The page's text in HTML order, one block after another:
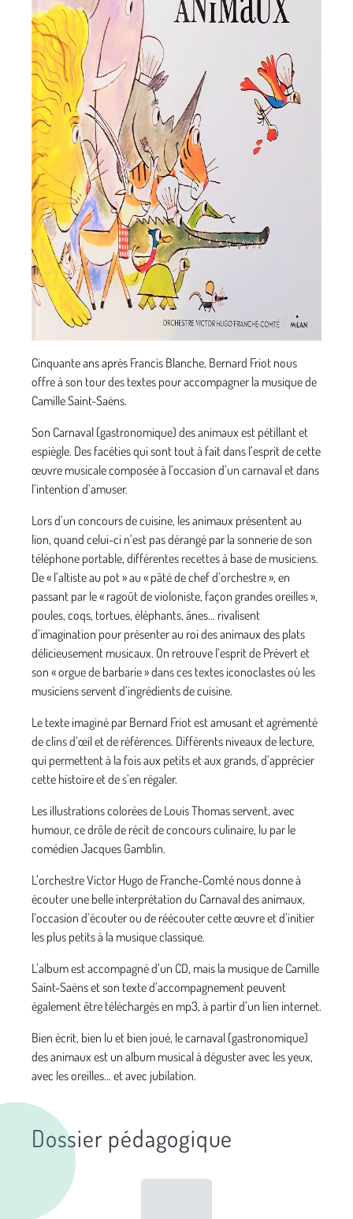
Cinquante ans après Francis Blanche, Bernard Friot nous
offre à son tour des textes pour accompagner la musique de
Camille Saint-Saëns.
Son Carnaval (gastronomique) des animaux est pétillant et
espiègle. Des facéties qui sont tout à fait dans l’esprit de cette
œuvre musicale composée à l’occasion d’un carnaval et dans
l’intention d’amuser.
Lors d’un concours de cuisine, les animaux présentent au
lion, quand celui-ci n’est pas dérangé par la sonnerie de son
téléphone portable, différentes recettes à base de musiciens.
De « l’altiste au pot » au « pâté de chef d’orchestre », en
passant par le « ragoût de violoniste, façon grandes oreilles »,
poules, coqs, tortues, éléphants, ânes… rivalisent
d’imagination pour présenter au roi des animaux des plats
délicieusement musicaux. On retrouve l’esprit de Prévert et
son « orgue de barbarie » dans ces textes iconoclastes où les
musiciens servent d’ingrédients de cuisine.
Le texte imaginé par Bernard Friot est amusant et agrémenté
de clins d’œil et de références. Différents niveaux de lecture,
qui permettent à la fois aux petits et aux grands, d’apprécier
cette histoire et de s’en régaler.
Les illustrations colorées de Louis Thomas servent, avec
humour, ce drôle de récit de concours culinaire, lu par le
comédien Jacques Gamblin.
L’orchestre Victor Hugo de Franche-Comté nous donne à
écouter une belle interprétation du Carnaval des animaux,
l’occasion d’écouter ou de réécouter cette œuvre et d’initier
les plus petits à la musique classique.
L’album est accompagné d’un CD, mais la musique de Camille
Saint-Saëns et son texte d’accompagnement peuvent
également être téléchargés en mp3, à partir d’un lien internet.
Bien écrit, bien lu et bien joué, le carnaval (gastronomique)
des animaux est un album musical à déguster avec les yeux,
avec les oreilles… et avec jubilation.
Dossier pédagogique